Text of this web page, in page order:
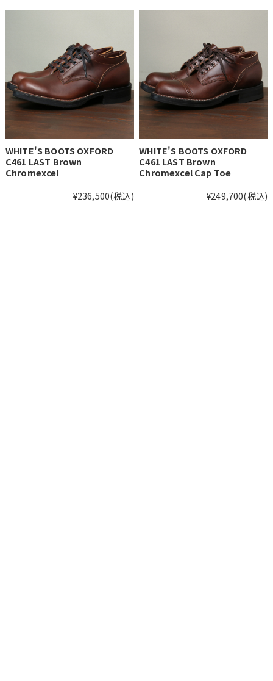
WHITE'S BOOTS OXFORD
C461 LAST Brown
Chromexcel
¥236,500(税込)
WHITE'S BOOTS OXFORD
C461 LAST Brown
Chromexcel Cap Toe
¥249,700(税込)